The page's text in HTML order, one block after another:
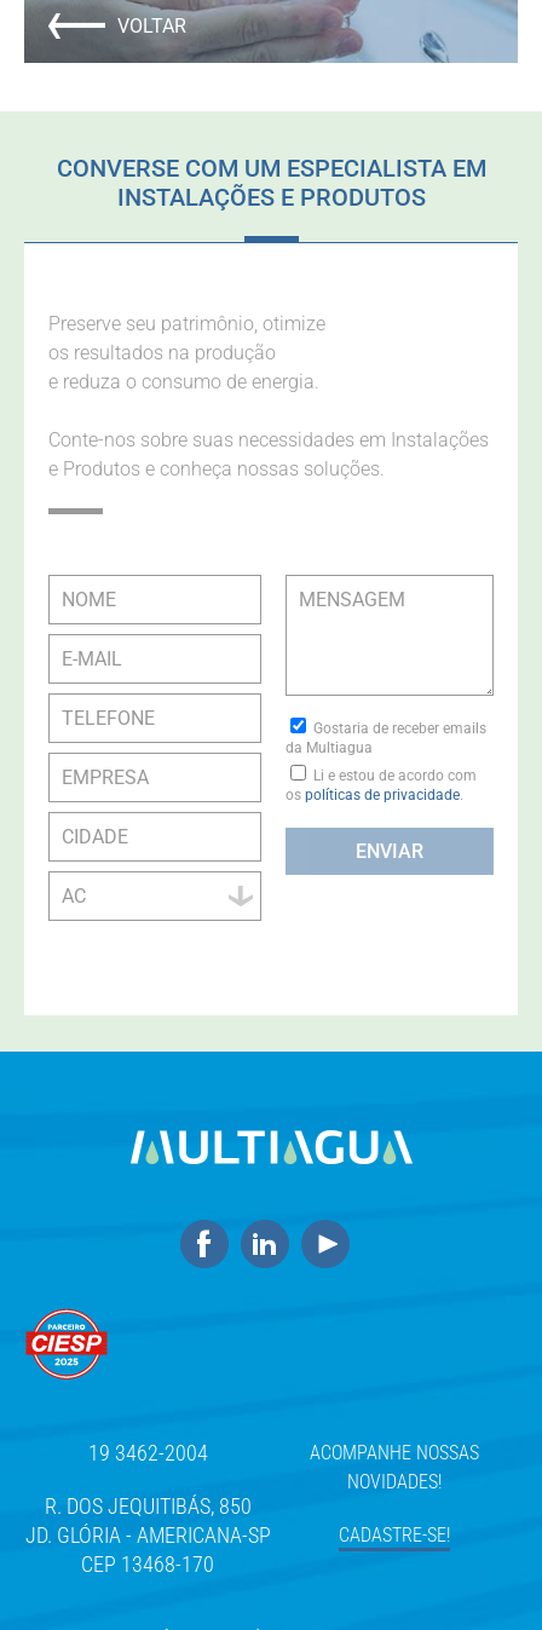
VOLTAR
CONVERSE COM UM ESPECIALISTA EM
INSTALAÇÕES E PRODUTOS
Preserve seu patrimônio, otimize
os resultados na produção
e reduza o consumo de energia.
Conte-nos sobre suas necessidades em Instalações
e Produtos e conheça nossas soluções.
Gostaria de receber emails
da Multiagua
Li e estou de acordo com
os políticas de privacidade.
19 3462-2004
R. DOS JEQUITIBÁS, 850
JD. GLÓRIA - AMERICANA-SP
CEP 13468-170
ACOMPANHE NOSSAS
NOVIDADES!
CADASTRE-SE!